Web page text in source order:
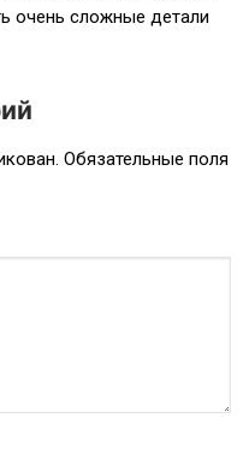
очень сложные детали
Обязательные поля